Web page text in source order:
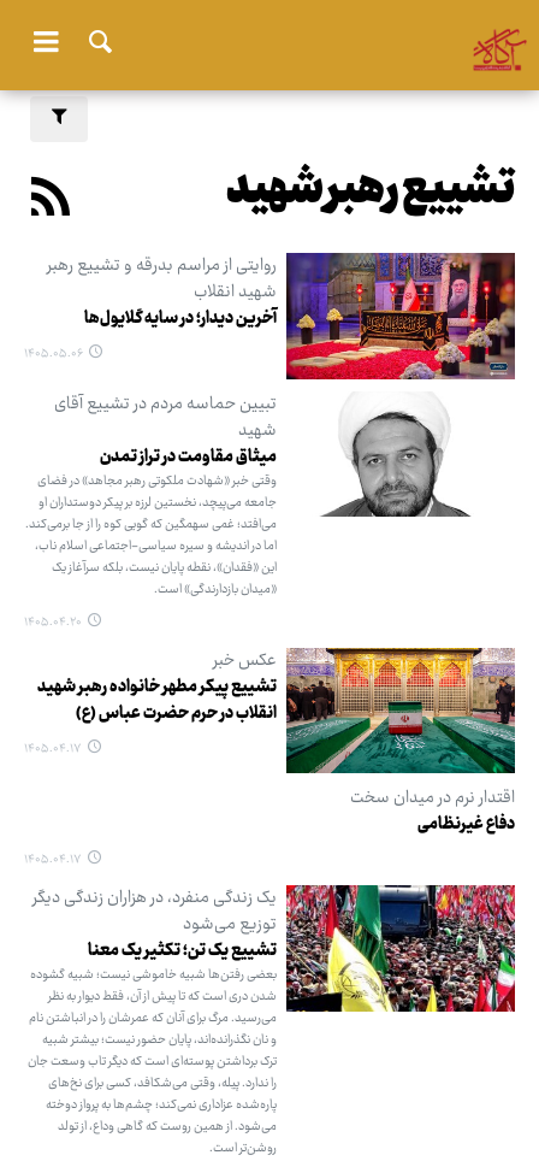
تشییع رهبر شهید
روایتی از مراسم بدرقه و تشییع رهبر
شهید انقلاب
آخرین دیدار؛ در سایه گلایول‌ها
۱۴۰۵.۰۵.۰۶
تبیین حماسه مردم در تشییع آقای
شهید
میثاق مقاومت در تراز تمدن
وقتی خبر «شهادت ملکوتی رهبر مجاهد» در فضای
جامعه می‌پیچد، نخستین لرزه بر پیکر دوستداران او
می‌افتد؛ غمی سهمگین که گویی کوه را از جا برمی‌کند.
اما در اندیشه و سیره سیاسی-اجتماعی اسلام ناب،
این «فقدان»، نقطه پایان نیست، بلکه سرآغاز یک
«میدان بازدارندگی» است.
۱۴۰۵.۰۴.۲۰
عکس خبر
تشییع پیکر مطهر خانواده رهبر شهید
انقلاب در حرم حضرت عباس (ع)
۱۴۰۵.۰۴.۱۷
اقتدار نرم در میدان سخت
دفاع غیرنظامی
۱۴۰۵.۰۴.۱۷
یک زندگی منفرد، در هزاران زندگی دیگر
توزیع می‌شود
تشییع یک تن؛ تکثیر یک معنا
بعضی رفتن‌ها شبیه خاموشی نیست؛ شبیه گشوده
شدن دری است که تا پیش از آن، فقط دیوار به نظر
می‌رسید. مرگ برای آنان که عمرشان را در انباشتن نام
و نان نگذرانده‌اند، پایان حضور نیست؛ بیشتر شبیه
ترک برداشتن پوسته‌ای است که دیگر تاب وسعت جان
را ندارد. پیله، وقتی می‌شکافد، کسی برای نخ‌های
پاره‌شده عزاداری نمی‌کند؛ چشم‌ها به پرواز دوخته
می‌شود. از همین روست که گاهی وداع، از تولد
روشن‌تر است.